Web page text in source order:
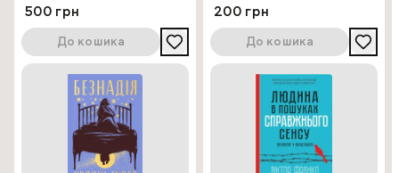
500 грн
До кошика
200 грн
До кошика